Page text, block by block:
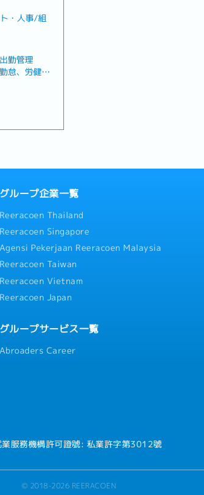
・人事/組
勤管理
怠、労健
着に関す
理・給与、
る各種手続
改訂・労使
事・労務関
得も可）
グループ企業一覧
Reeracoen Thailand
Reeracoen Singapore
Agensi Pekerjaan Reeracoen Malaysia
Reeracoen Taiwan
Reeracoen Vietnam
Reeracoen Japan
グループサービス一覧
Abroaders Career
業服務機構許可證號: 私業許字第3012號
© 2018-2026 REERACOEN